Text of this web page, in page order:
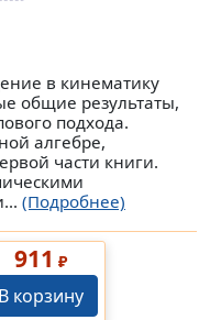
в кинематику
общие результаты,
подхода.
алгебре,
части книги.
(Подробнее)
911 ₽
В корзину